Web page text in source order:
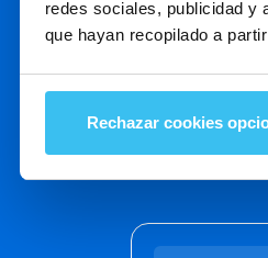
redes sociales, publicidad y
que hayan recopilado a
Rechazar cookies